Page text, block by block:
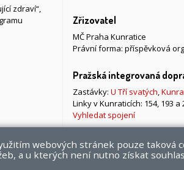
zdraví“,
autem
Zřizovatel
MČ Praha Kunratice
Právní forma: příspěvková
Pražská integrovaná
Zastávky: U Tří svatých,
Linky v Kunraticích: 154, 193 a
Vyhledat spojení
webových stránek pouze
a u kterých není nutno získat